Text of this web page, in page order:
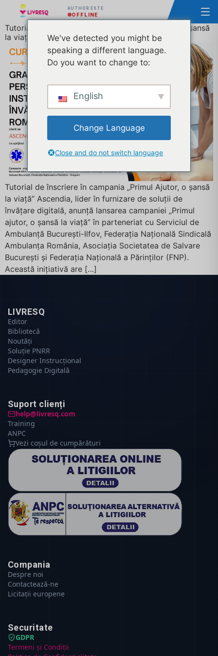
AUTHOR ESTE
OFFLINE
Tutorial de înscriere în campania „Primul Ajutor, o șansă
la viață”
Tutorial de înscriere în campania „Primul Ajutor, o șansă
la viață” Ascendia, lider în furnizare de soluții de
învățare digitală, anunță lansarea campaniei „Primul
ajutor, o șansă la viață” în parteneriat cu Serviciul de
Ambulanță București-Ilfov, Federația Națională Sindicală
Ambulanța România, Asociația Societatea de Salvare
București și Federația Națională a Părinților (FNP).
Această inițiativă are […]
LIVRESQ
Editor
Bibliotecă
Noutăți
Soluție PNRR
Designer Instrucțional
Pedagogie Digitală
Suport clienți
help@livresq.com
Training
ANPC
Vezi coșul de cumpărături
Compania
Despre noi
Contactează-ne
Licitații europene
Securitate
GDPR
Termeni și Condiții
We've detected you might be
speaking a different language.
Do you want to change to:
English
Change Language
Close and do not switch language